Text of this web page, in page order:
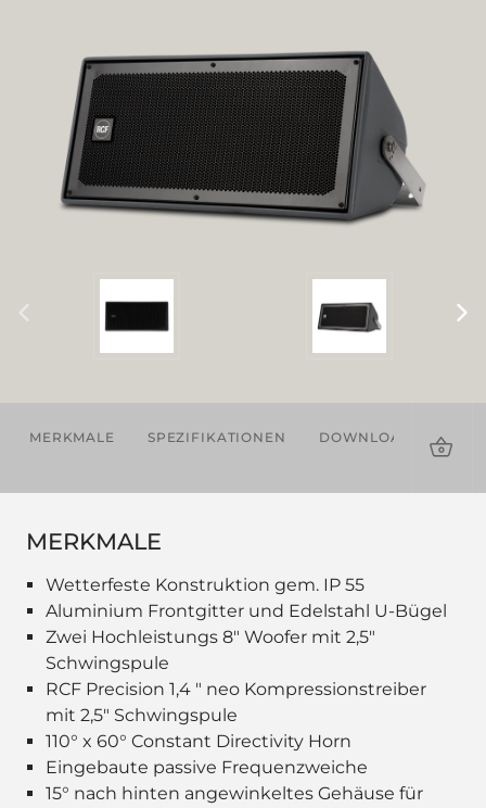
MERKMALE SPEZIFIKATIONEN DOWNLOADS
MERKMALE
Wetterfeste Konstruktion gem. IP 55
Aluminium Frontgitter und Edelstahl U-Bügel
Zwei Hochleistungs 8" Woofer mit 2,5"
Schwingspule
RCF Precision 1,4 " neo Kompressionstreiber
mit 2,5" Schwingspule
110° x 60° Constant Directivity Horn
Eingebaute passive Frequenzweiche
15° nach hinten angewinkeltes Gehäuse für